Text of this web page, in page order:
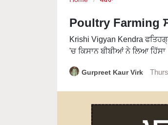
Poultry Farming
Krishi Vigyan Kendra
'ਚ ਕਿਸਾਨ ਬੀਬੀਆਂ ਨੇ ਲਿਆ
Gurpreet Kaur Virk